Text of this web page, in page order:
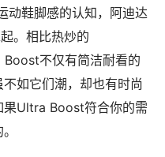
鞋脚感的认知，阿迪达
。相比热炒的
不仅有简洁耐看的
如它们潮，却也有时尚
果Ultra Boost符合你的需